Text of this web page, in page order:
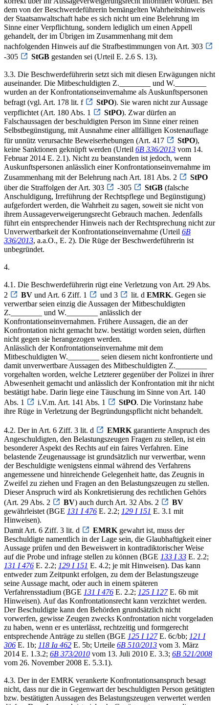
dem von der Beschwerdeführerin bemängelten Wahrheitshinweis
der Staatsanwaltschaft habe es sich nicht um eine Belehrung im
Sinne einer Verpflichtung, sondern lediglich um einen Appell
gehandelt, der im Übrigen im Zusammenhang mit dem
nachfolgenden Hinweis auf die Strafbestimmungen von Art. 303
-305
StGB gestanden sei (Urteil E. 2.6 S. 13).
3.3. Die Beschwerdeführerin setzt sich mit diesen Erwägungen nicht
auseinander. Die Mitbeschuldigten Z.________ und W.________
wurden an der Konfrontationseinvernahme als Auskunftspersonen
befragt (vgl. Art. 178 lit. f
StPO). Sie waren nicht zur Aussage
verpflichtet (Art. 180 Abs. 1
StPO). Zwar dürfen an
Falschaussagen der beschuldigten Person im Sinne einer reinen
Selbstbegünstigung, mit Ausnahme einer allfälligen Kostenauflage
für unnütz verursachte Beweiserhebungen (Art. 417
StPO),
keine Sanktionen geknüpft werden (Urteil 6B 336/2013 vom 14.
Februar 2014 E. 2.1). Nicht zu beanstanden ist jedoch, wenn
Auskunftspersonen anlässlich einer Konfrontationseinvernahme im
Zusammenhang mit der Belehrung nach Art. 181 Abs. 2
StPO
über die Straffolgen der Art. 303
-305 StGB (falsche
Anschuldigung, Irreführung der Rechtspflege und Begünstigung)
aufgefordert werden, die Wahrheit zu sagen, soweit sie nicht von
ihrem Aussageverweigerungsrecht Gebrauch machen. Jedenfalls
führt ein entsprechender Hinweis nach der Rechtsprechung nicht zur
Unverwertbarkeit der Konfrontationseinvernahme (Urteil 6B
336/2013, a.a.O., E. 2). Die Rüge der Beschwerdeführerin ist
unbegründet.
4.
4.1. Die Beschwerdeführerin rügt eine Verletzung von Art. 29 Abs.
2
BV und Art. 6 Ziff. 1 und 3 lit. d EMRK. Gegen sie
verwertbar seien einzig die Aussagen der Mitbeschuldigten
Z.________ und W.________ anlässlich der
Konfrontationseinvernahmen. Frühere Aussagen, die an der
Konfrontation nicht gemacht bzw. bestätigt worden seien, dürften
nicht gegen sie herangezogen werden.
Anlässlich der Konfrontationseinvernahme mit dem
Mitbeschuldigten W.________ seien diesem nicht konfrontierte und
damit unverwertbare Aussagen des Mitbeschuldigten Z.________
vorgehalten worden, welche Letzterer gegenüber der Polizei in ihrer
Abwesenheit gemacht und anlässlich der Konfrontation mit ihr nicht
bestätigt habe. Darin liege eine Täuschung im Sinne von Art. 140
Abs. 1
i.V.m. Art. 141 Abs. 1 StPO. Die Vorinstanz habe
ihre Rüge in Verletzung der Begründungspflicht nicht behandelt.
4.2. Der in Art. 6 Ziff. 3 lit. d EMRK garantierte Anspruch des
Angeschuldigten, den Belastungszeugen Fragen zu stellen, ist ein
besonderer Aspekt des Rechts auf ein faires Verfahren. Eine
belastende Zeugenaussage ist grundsätzlich nur verwertbar, wenn
der Beschuldigte wenigstens einmal während des Verfahrens
angemessene und hinreichende Gelegenheit hatte, das Zeugnis in
Zweifel zu ziehen und Fragen an den Belastungszeugen zu stellen.
Dieser Anspruch wird als Konkretisierung des rechtlichen Gehörs
(Art. 29 Abs. 2
BV) auch durch Art. 32 Abs. 2
BV
gewährleistet (BGE 131 I 476 E. 2.2; 129 I 151 E. 3.1 mit
Hinweisen).
Damit Art. 6 Ziff. 3 lit. d
EMRK gewahrt ist, muss der
Beschuldigte namentlich in der Lage sein, die Glaubhaftigkeit einer
Aussage prüfen und den Beweiswert in kontradiktorischer Weise
auf die Probe und infrage stellen zu können (BGE 133 I 33 E. 2.2;
131 I 476 E. 2.2; 129 I 151 E. 4.2; je mit Hinweisen). Das kann
entweder zum Zeitpunkt erfolgen, zu dem der Belastungszeuge
seine Aussage macht, oder auch in einem späteren
Verfahrensstadium (BGE 131 I 476 E. 2.2; 125 I 127E. 6b mit
Hinweisen). Auf das Konfrontationsrecht kann verzichtet werden.
Der Beschuldigte kann den Behörden grundsätzlich nicht
vorwerfen, gewisse Zeugen zwecks Konfrontation nicht vorgeladen
zu haben, wenn er es unterlässt, rechtzeitig und formgerecht
entsprechende Anträge zu stellen (BGE 125 I 127E. 6c/bb; 121 I
306 E. 1b; 118 Ia 462 E. 5b; Urteile 6B 510/2013 vom 3. März
2014 E. 1.3.2; 6B 373/2010 vom 13. Juli 2010 E. 3.3; 6B 521/2008
vom 26. November 2008 E. 5.3.1).
4.3. Der in der EMRK verankerte Konfrontationsanspruch besagt
nicht, dass nur die in Gegenwart der beschuldigten Person getätigten
bzw. bestätigten Aussagen des Belastungszeugen verwertet werden